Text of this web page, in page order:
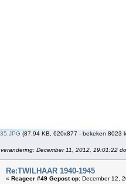
(87.94 KB, 620x877 - bekeken 8023
December 11, 2012, 19:01:22
Re:TWILHAAR 1940-1945
« Reageer #49 Gepost op: December 12,